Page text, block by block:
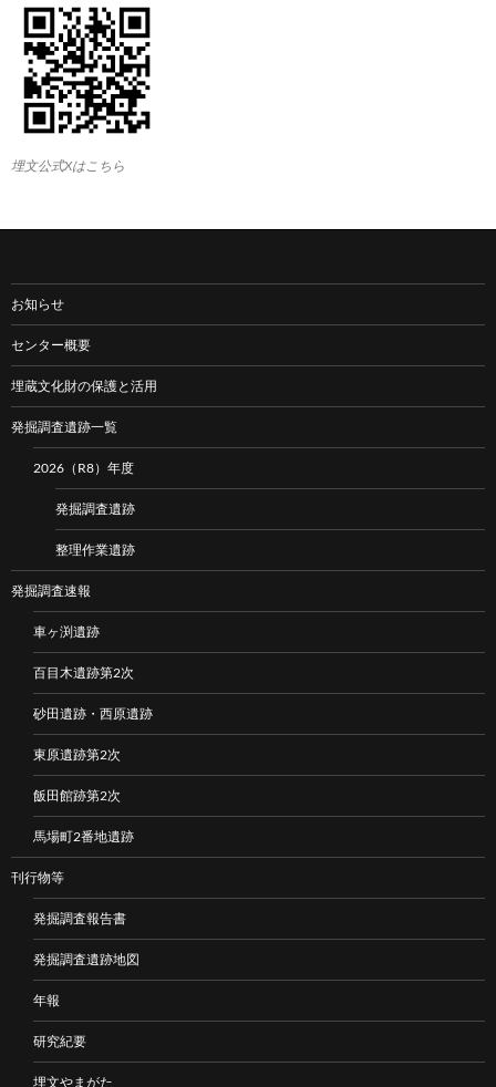
埋文公式Xはこちら
お知らせ
センター概要
埋蔵文化財の保護と活用
発掘調査遺跡一覧
2026（R8）年度
発掘調査遺跡
整理作業遺跡
発掘調査速報
車ヶ渕遺跡
百目木遺跡第2次
砂田遺跡・西原遺跡
東原遺跡第2次
飯田館跡第2次
馬場町2番地遺跡
刊行物等
発掘調査報告書
発掘調査遺跡地図
年報
研究紀要
埋文やまがた